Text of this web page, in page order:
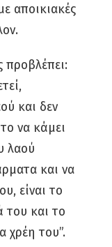
αποικιακές
προβλέπει:
και δεν
να κάμει
λαού
και να
είναι το
του και το
χρέη του”.